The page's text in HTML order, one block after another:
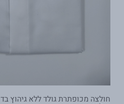
חולצה מכופתרת גולד ללא גיהוץ בד